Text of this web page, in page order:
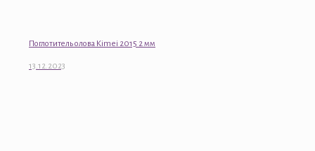
Поглотитель олова Kimei 2015 2 мм
13.12.2023